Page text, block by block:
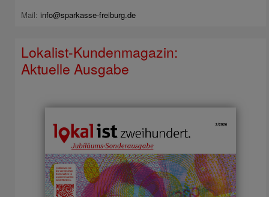
Mail: info@sparkasse-freiburg.de
Lokalist-Kundenmagazin:
Aktuelle Ausgabe